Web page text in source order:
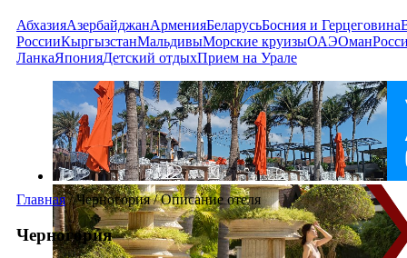
АбхазияАзербайджанАрменияБеларусьБосния и Герцеговина
РоссииКыргызстанМальдивыМорские круизыОАЭОман
ЛанкаЯпонияДетский отдыхПрием на Урале
Главная /Черногория/Описание отеля
Черногория